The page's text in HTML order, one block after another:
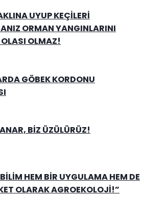
UYUP KEÇILERI
ORMAN YANGINLARINI
OLASI OLMAZ!
GÖBEK KORDONU
BIZ ÜZÜLÜRÜZ!
HEM BIR UYGULAMA HEM DE
OLARAK AGROEKOLOJI!”